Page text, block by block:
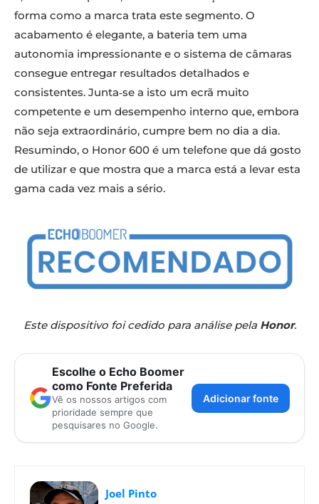
forma como a marca trata este segmento. O
acabamento é elegante, a bateria tem uma
autonomia impressionante e o sistema de câmaras
consegue entregar resultados detalhados e
consistentes. Junta‑se a isto um ecrã muito
competente e um desempenho interno que, embora
não seja extraordinário, cumpre bem no dia a dia.
Resumindo, o Honor 600 é um telefone que dá gosto
de utilizar e que mostra que a marca está a levar esta
gama cada vez mais a sério.
Este dispositivo foi cedido para análise pela Honor.
Escolhe o Echo Boomer
como Fonte Preferida
Vê os nossos artigos com
prioridade sempre que
pesquisares no Google.
Adicionar fonte
Joel Pinto